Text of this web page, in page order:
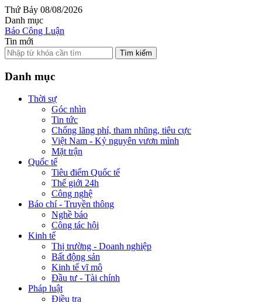
Thứ Bảy 08/08/2026
Danh mục
Báo Công Luận
Tin mới
Tìm kiếm
Danh mục
Thời sự
Góc nhìn
Tin tức
Chống lãng phí, tham nhũng, tiêu cực
Việt Nam - Kỷ nguyên vươn mình
Mặt trận
Quốc tế
Tiêu điểm Quốc tế
Thế giới 24h
Công nghệ
Báo chí - Truyền thông
Nghề báo
Công tác hội
Kinh tế
Thị trường - Doanh nghiệp
Bất động sản
Kinh tế vĩ mô
Đầu tư - Tài chính
Pháp luật
Điều tra